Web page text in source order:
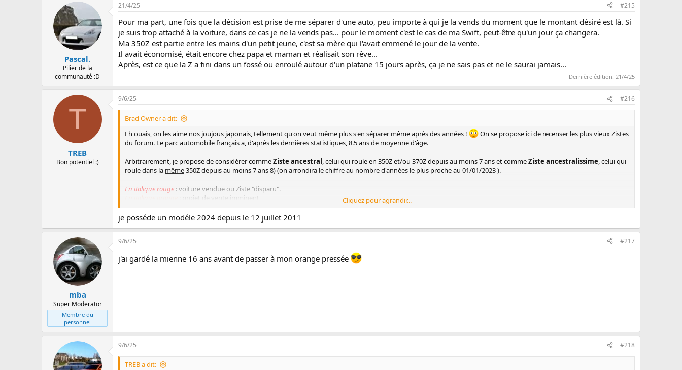
Pascal.
Pilier de la
communauté :D
21/4/25 #215
Pour ma part, une fois que la décision est prise de me séparer d'une auto, peu importe à qui je la vends du moment que le montant désiré est là. Si
je suis trop attaché à la voiture, dans ce cas je ne la vends pas... pour le moment c'est le cas de ma Swift, peut-être qu'un jour ça changera.
Ma 350Z est partie entre les mains d'un petit jeune, c'est sa mère qui l'avait emmené le jour de la vente.
Il avait économisé, était encore chez papa et maman et réalisait son rêve...
Après, est ce que la Z a fini dans un fossé ou enroulé autour d'un platane 15 jours après, ça je ne sais pas et ne le saurai jamais...
Dernière édition: 21/4/25
T
TREB
Bon potentiel :)
9/6/25 #216
Brad Owner a dit:
Eh ouais, on les aime nos joujous japonais, tellement qu'on veut même plus s'en séparer même après des années !
On se propose ici de recenser les plus vieux Zistes
du forum. Le parc automobile français a, d'après les dernières statistiques, 8.5 ans de moyenne d'âge.
Arbitrairement, je propose de considérer commeZiste ancestral, celui qui roule en 350Z et/ou 370Z depuis au moins 7 ans et commeZiste ancestralissime, celui qui
roule dans la même350Z depuis au moins 7 ans 8) (on arrondira le chiffre au nombre d'années le plus proche au 01/01/2023 ).
En italique rouge : voiture vendue ou Ziste "disparu".
: projet de vente imminent
En vert: présence confirmée en 2024
Voir la pièce jointe 5569
Zistes ancestralissimes:(la même Z depuis le début)
21 ans
ripley20117
Z'mania
19 ans:
Cliquez pour agrandir...
je posséde un modéle 2024 depuis le 12 juillet 2011
mba
Super Moderator
Membre du
personnel
9/6/25 #217
j'ai gardé la mienne 16 ans avant de passer à mon orange pressée
9/6/25 #218
TREB a dit: